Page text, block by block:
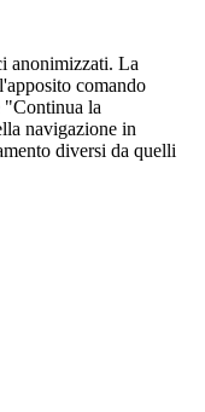
anonimizzati. La
comando
"Continua la
navigazione in
diversi da quelli